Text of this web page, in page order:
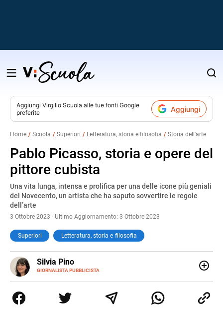
Salta
contenuto
Aggiungi Virgilio Scuola alle tue fonti Google
preferite
Aggiungi
Home Scuola Superiori Letteratura, storia e filosofia Storia dell'arte
Pablo Picasso, storia e opere del
pittore cubista
Una vita lunga, intensa e prolifica per una delle icone più geniali
del Novecento, un artista che ha saputo sovvertire le regole
dell’arte
3 Ottobre 2023 - Ultimo Aggiornamento: 3 Ottobre 2023
Superiori Letteratura, storia e filosofia
Silvia Pino
GIORNALISTA PUBBLICISTA
E-
MAIL
critica del testo perché stregata dalle parole, dalla
comunicazione per pura casualità. Leggo, indago e amo i